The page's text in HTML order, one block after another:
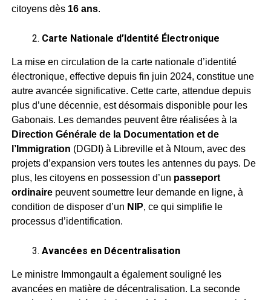
citoyens dès 16 ans.
Carte Nationale d’Identité Électronique
La mise en circulation de la carte nationale d’identité
électronique, effective depuis fin juin 2024, constitue une
autre avancée significative. Cette carte, attendue depuis
plus d’une décennie, est désormais disponible pour les
Gabonais. Les demandes peuvent être réalisées à la
Direction Générale de la Documentation et de
l’Immigration (DGDI) à Libreville et à Ntoum, avec des
projets d’expansion vers toutes les antennes du pays. De
plus, les citoyens en possession d’un passeport
ordinairepeuvent soumettre leur demande en ligne, à
condition de disposer d’un NIP, ce qui simplifie le
processus d’identification.
Avancées en Décentralisation
Le ministre Immongault a également souligné les
avancées en matière de décentralisation. La seconde